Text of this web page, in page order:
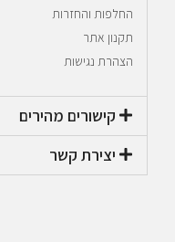
החלפות והחזרות
תקנון אתר
הצהרת נגישות
קישורים מהירים​
יצירת קשר​